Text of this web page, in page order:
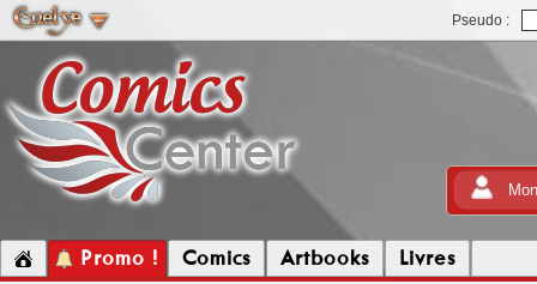
Pseudo :
Promo ! Comics Artbooks Livres